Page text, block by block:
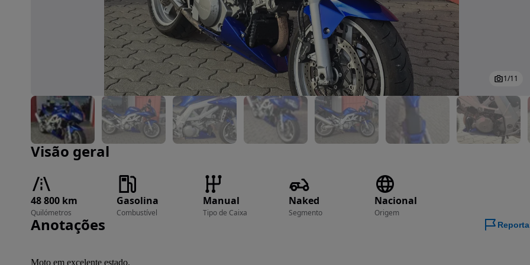
Imagem 1 de 11
1/11
Visão geral
48 800 km
Quilómetros
Gasolina
Combustível
Manual
Tipo de Caixa
Naked
Segmento
Nacional
Origem
Anotações
Moto em excelente estado.